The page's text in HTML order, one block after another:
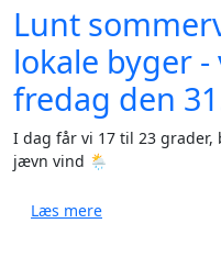
Lunt
lokale byger
fredag den
I dag får vi 17 til 23 grader,
jævn vind 🌦️
Læs mereom Lunt